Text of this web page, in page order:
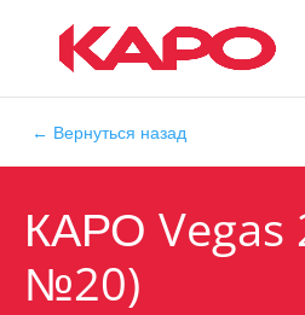
← Вернуться назад
КАРО Vegas
№20)